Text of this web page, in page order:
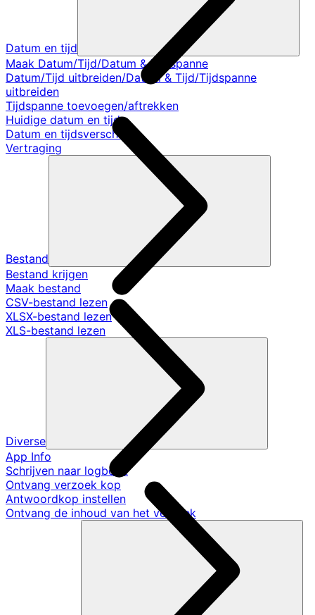
Datum en tijd
Maak Datum/Tijd/Datum & Tijdspanne
Datum/Tijd uitbreiden/Datum & Tijd/Tijdspanne
uitbreiden
Tijdspanne toevoegen/aftrekken
Huidige datum en tijd
Datum en tijdsverschil
Vertraging
Bestand
Bestand krijgen
Maak bestand
CSV-bestand lezen
XLSX-bestand lezen
XLS-bestand lezen
Diverse
App Info
Schrijven naar logboek
Ontvang verzoek kop
Antwoordkop instellen
Ontvang de inhoud van het verzoek